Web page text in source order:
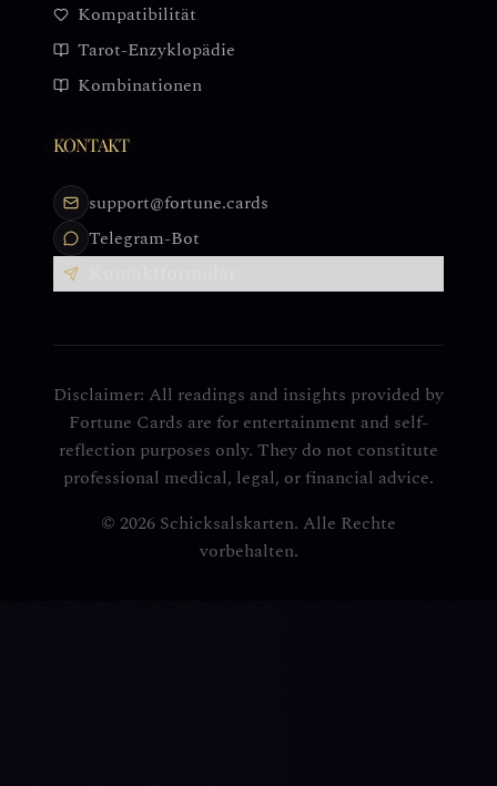
Kompatibilität
Tarot-Enzyklopädie
Kombinationen
KONTAKT
support@fortune.cards
Telegram-Bot
Disclaimer: All readings and insights provided by
Fortune Cards are for entertainment and self-
reflection purposes only. They do not constitute
professional medical, legal, or financial advice.
© 2026 Schicksalskarten. Alle Rechte
vorbehalten.